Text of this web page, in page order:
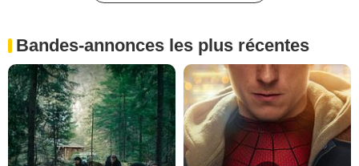
Bandes-annonces les plus récentes